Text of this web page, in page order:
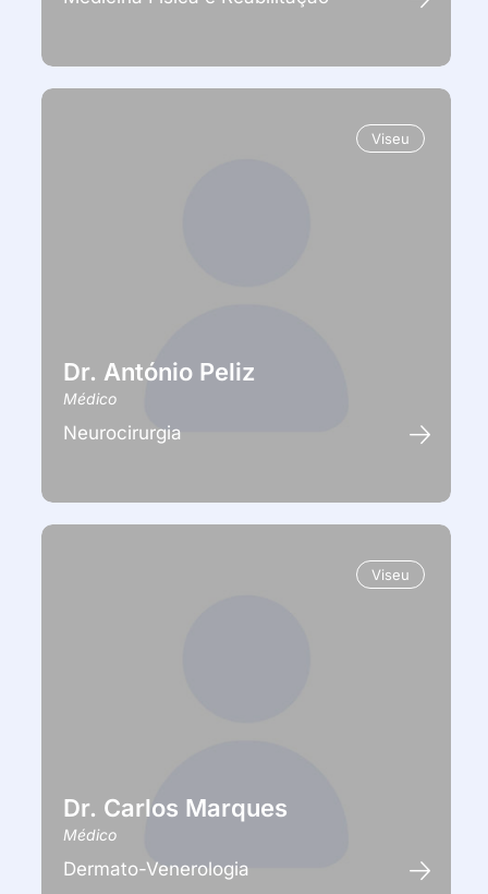
Viseu
Dr. António Peliz
Médico
Neurocirurgia
Viseu
Dr. Carlos Marques
Médico
Dermato-Venerologia